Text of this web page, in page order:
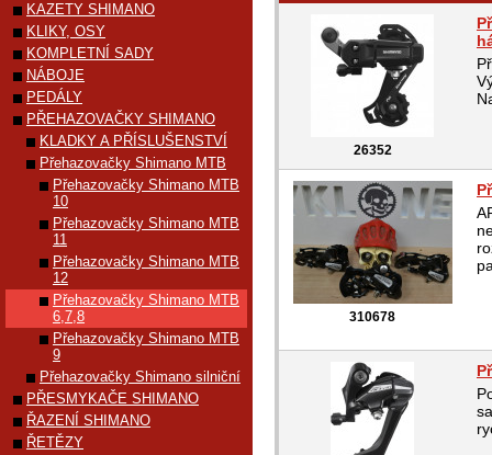
26352
310678
KAZETY SHIMANO
KLIKY, OSY
KOMPLETNÍ SADY
NÁBOJE
PEDÁLY
PŘEHAZOVAČKY SHIMANO
KLADKY A PŘÍSLUŠENSTVÍ
Přehazovačky Shimano MTB
Přehazovačky Shimano MTB
10
Přehazovačky Shimano MTB
11
Přehazovačky Shimano MTB
12
Přehazovačky Shimano MTB
6,7,8
Přehazovačky Shimano MTB
9
Přehazovačky Shimano silniční
PŘESMYKAČE SHIMANO
ŘAZENÍ SHIMANO
ŘETĚZY